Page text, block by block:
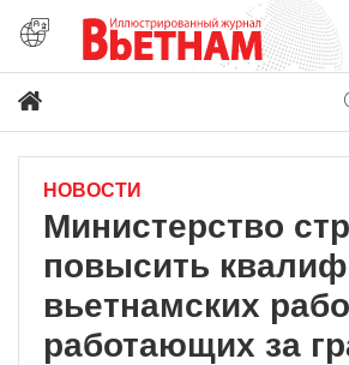
НОВОСТИ
Министерство
повысить
вьетнамских
работающих за